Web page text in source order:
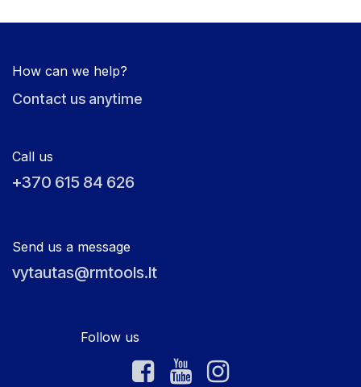
How can we help?
Contact us anytime
Call us
+370 615 84 626
Send us a message
vytautas@rmtools.lt
Follow us